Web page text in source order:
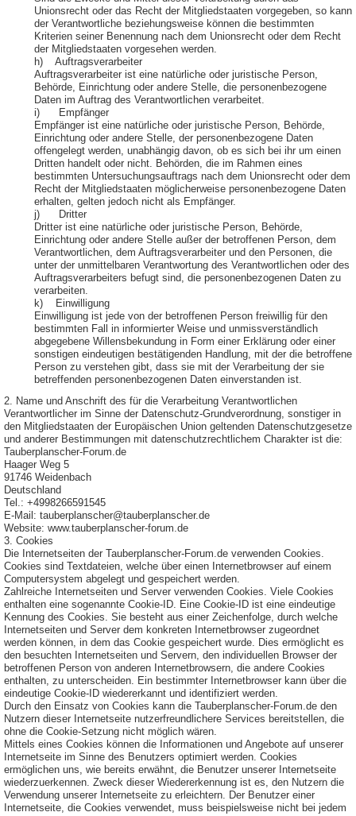
Unionsrecht oder das Recht der Mitgliedstaaten vorgegeben, so kann
der Verantwortliche beziehungsweise können die bestimmten
Kriterien seiner Benennung nach dem Unionsrecht oder dem Recht
der Mitgliedstaaten vorgesehen werden.
h) Auftragsverarbeiter
Auftragsverarbeiter ist eine natürliche oder juristische Person,
Behörde, Einrichtung oder andere Stelle, die personenbezogene
Daten im Auftrag des Verantwortlichen verarbeitet.
i) Empfänger
Empfänger ist eine natürliche oder juristische Person, Behörde,
Einrichtung oder andere Stelle, der personenbezogene Daten
offengelegt werden, unabhängig davon, ob es sich bei ihr um einen
Dritten handelt oder nicht. Behörden, die im Rahmen eines
bestimmten Untersuchungsauftrags nach dem Unionsrecht oder dem
Recht der Mitgliedstaaten möglicherweise personenbezogene Daten
erhalten, gelten jedoch nicht als Empfänger.
j) Dritter
Dritter ist eine natürliche oder juristische Person, Behörde,
Einrichtung oder andere Stelle außer der betroffenen Person, dem
Verantwortlichen, dem Auftragsverarbeiter und den Personen, die
unter der unmittelbaren Verantwortung des Verantwortlichen oder des
Auftragsverarbeiters befugt sind, die personenbezogenen Daten zu
verarbeiten.
k) Einwilligung
Einwilligung ist jede von der betroffenen Person freiwillig für den
bestimmten Fall in informierter Weise und unmissverständlich
abgegebene Willensbekundung in Form einer Erklärung oder einer
sonstigen eindeutigen bestätigenden Handlung, mit der die betroffene
Person zu verstehen gibt, dass sie mit der Verarbeitung der sie
betreffenden personenbezogenen Daten einverstanden ist.
2. Name und Anschrift des für die Verarbeitung Verantwortlichen
Verantwortlicher im Sinne der Datenschutz-Grundverordnung, sonstiger in
den Mitgliedstaaten der Europäischen Union geltenden Datenschutzgesetze
und anderer Bestimmungen mit datenschutzrechtlichem Charakter ist die:
Tauberplanscher-Forum.de
Haager Weg 5
91746 Weidenbach
Deutschland
Tel.: +4998266591545
E-Mail: tauberplanscher@tauberplanscher.de
Website: www.tauberplanscher-forum.de
3. Cookies
Die Internetseiten der Tauberplanscher-Forum.de verwenden Cookies.
Cookies sind Textdateien, welche über einen Internetbrowser auf einem
Computersystem abgelegt und gespeichert werden.
Zahlreiche Internetseiten und Server verwenden Cookies. Viele Cookies
enthalten eine sogenannte Cookie-ID. Eine Cookie-ID ist eine eindeutige
Kennung des Cookies. Sie besteht aus einer Zeichenfolge, durch welche
Internetseiten und Server dem konkreten Internetbrowser zugeordnet
werden können, in dem das Cookie gespeichert wurde. Dies ermöglicht es
den besuchten Internetseiten und Servern, den individuellen Browser der
betroffenen Person von anderen Internetbrowsern, die andere Cookies
enthalten, zu unterscheiden. Ein bestimmter Internetbrowser kann über die
eindeutige Cookie-ID wiedererkannt und identifiziert werden.
Durch den Einsatz von Cookies kann die Tauberplanscher-Forum.de den
Nutzern dieser Internetseite nutzerfreundlichere Services bereitstellen, die
ohne die Cookie-Setzung nicht möglich wären.
Mittels eines Cookies können die Informationen und Angebote auf unserer
Internetseite im Sinne des Benutzers optimiert werden. Cookies
ermöglichen uns, wie bereits erwähnt, die Benutzer unserer Internetseite
wiederzuerkennen. Zweck dieser Wiedererkennung ist es, den Nutzern die
Verwendung unserer Internetseite zu erleichtern. Der Benutzer einer
Internetseite, die Cookies verwendet, muss beispielsweise nicht bei jedem